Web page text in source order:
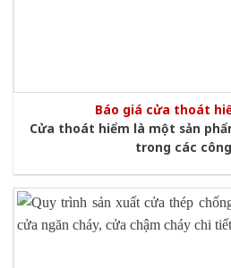
Báo giá cửa thoát
Cửa thoát hiểm là một sản
trong các